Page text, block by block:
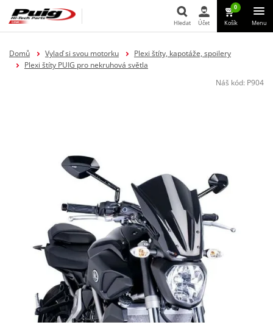
Hledat
Hledat Účet
0
Košík Menu
Domů Vylaď si svou motorku
Plexi štíty, kapotáže, spoilery
Plexi štíty PUIG pro nekruhová světla
Náš kód: P904